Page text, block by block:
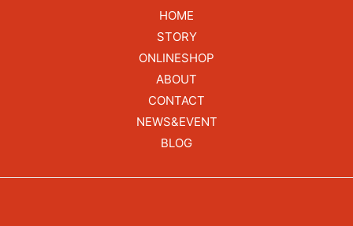
HOME
STORY
ONLINESHOP
ABOUT
CONTACT
NEWS&EVENT
BLOG